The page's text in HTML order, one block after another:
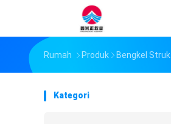
Rumah Produk Bengkel
Kategori